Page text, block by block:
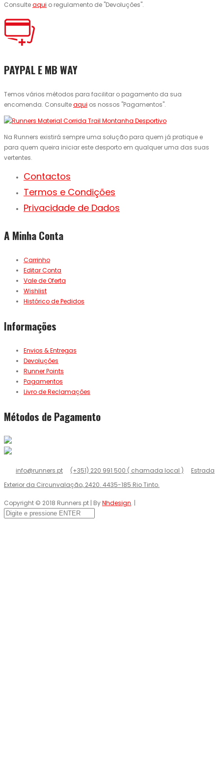
Consulteaqui o regulamento de "Devoluções".
PAYPAL E MB WAY
Temos vários métodos para facilitar o pagamento da sua
encomenda. Consulteaqui os nossos "Pagamentos".
Na Runners existirá sempre uma solução para quem já pratique e
para quem queira iniciar este desporto em qualquer uma das suas
vertentes.
Contactos
Termos e Condições
Privacidade de Dados
A Minha Conta
Carrinho
Editar Conta
Vale de Oferta
Wishlist
Histórico de Pedidos
Informações
Envios & Entregas
Devoluções
Runner Points
Pagamentos
Livro de Reclamações
Métodos de Pagamento
info@runners.pt (+351) 220 991 500 ( chamada local )
Estrada
Exterior da Circunvalação, 2420. 4435-185 Rio Tinto.
Copyright © 2018 Runners.pt | ByNhdesign. |